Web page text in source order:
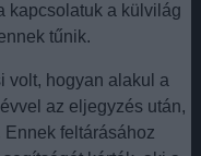
kapcsolatuk a külvilág
tűnik.
volt, hogyan alakul a
az eljegyzés után,
Ennek feltárásához